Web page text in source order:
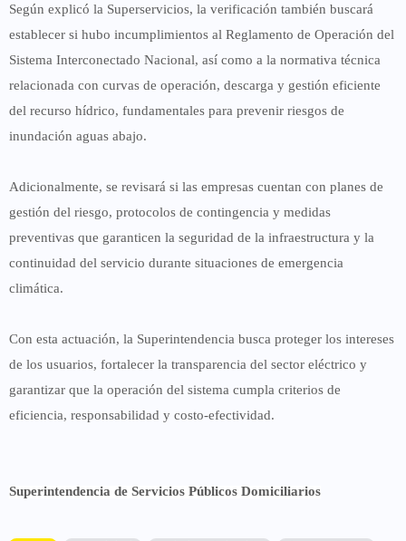
Según explicó la Superservicios, la verificación también buscará
establecer si hubo incumplimientos al Reglamento de Operación del
Sistema Interconectado Nacional, así como a la normativa técnica
relacionada con curvas de operación, descarga y gestión eficiente
del recurso hídrico, fundamentales para prevenir riesgos de
inundación aguas abajo.
Adicionalmente, se revisará si las empresas cuentan con planes de
gestión del riesgo, protocolos de contingencia y medidas
preventivas que garanticen la seguridad de la infraestructura y la
continuidad del servicio durante situaciones de emergencia
climática.
Con esta actuación, la Superintendencia busca proteger los intereses
de los usuarios, fortalecer la transparencia del sector eléctrico y
garantizar que la operación del sistema cumpla criterios de
eficiencia, responsabilidad y costo-efectividad.
Superintendencia de Servicios Públicos Domiciliarios